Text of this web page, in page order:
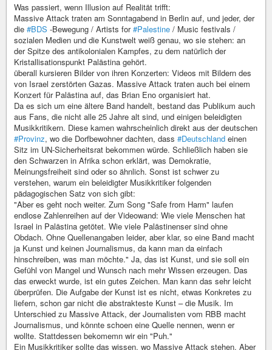
Was passiert, wenn Illusion auf Realität trifft:
Massive Attack traten am Sonntagabend in Berlin auf, und jeder, der
die #BDS -Bewegung / Artists for#Palestine / Music festivals /
sozialen Medien und die Kunstwelt weiß genau, wo sie stehen: an
der Spitze des antikolonialen Kampfes, zu dem natürlich der
Kristallisationspunkt Palästina gehört.
überall kursieren Bilder von ihren Konzerten: Videos mit Bildern des
von Israel zerstörten Gazas. Massive Attack traten auch bei einem
Konzert für Palästina auf, das Brian Eno organisiert hat.
Da es sich um eine ältere Band handelt, bestand das Publikum auch
aus Fans, die nicht alle 25 Jahre alt sind, und einigen beleidigten
Musikkritikern. Diese kamen wahrscheinlich direkt aus der deutschen
#Provinz, wo die Dorfbewohner dachten, dass #Deutschland einen
Sitz im UN-Sicherheitsrat bekommen würde. Schließlich haben sie
den Schwarzen in Afrika schon erklärt, was Demokratie,
Meinungsfreiheit sind oder so ähnlich. Sonst ist schwer zu
verstehen, warum ein beleidigter Musikkritiker folgenden
pädagogischen Satz von sich gibt:
"Aber es geht noch weiter. Zum Song "Safe from Harm" laufen
endlose Zahlenreihen auf der Videowand: Wie viele Menschen hat
Israel in Palästina getötet. Wie viele Palästinenser sind ohne
Obdach. Ohne Quellenangaben leider, aber klar, so eine Band macht
ja Kunst und keinen Journalismus, da kann man da einfach
hinschreiben, was man möchte." Ja, das ist Kunst, und sie soll ein
Gefühl von Mangel und Wunsch nach mehr Wissen erzeugen. Das
das erweckt wurde, ist ein gutes Zeichen. Man kann das sehr leicht
überprüfen. Die Aufgabe der Kunst ist es nicht, etwas Konkretes zu
liefern, schon gar nicht die abstrakteste Kunst – die Musik. Im
Unterschied zu Massive Attack, der Journalisten vom RBB macht
Journalismus, und könnte schoen eine Quelle nennen, wenn er
wollte. Stattdessen bekomemn wir ein "Puh."
Ein Musikkritiker sollte das wissen, wo Massive Attack stehen. Aber